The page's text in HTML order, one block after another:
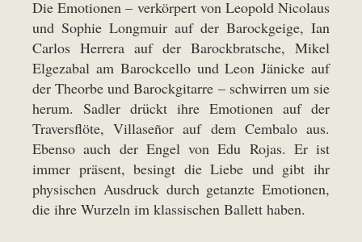
Die Emotionen – verkörpert von Leopold Nicolaus
und Sophie Longmuir auf der Barockgeige, Ian
Carlos Herrera auf der Barockbratsche, Mikel
Elgezabal am Barockcello und Leon Jänicke auf
der Theorbe und Barockgitarre – schwirren um sie
herum. Sadler drückt ihre Emotionen auf der
Traversflöte, Villaseñor auf dem Cembalo aus.
Ebenso auch der Engel von Edu Rojas. Er ist
immer präsent, besingt die Liebe und gibt ihr
physischen Ausdruck durch getanzte Emotionen,
die ihre Wurzeln im klassischen Ballett haben.